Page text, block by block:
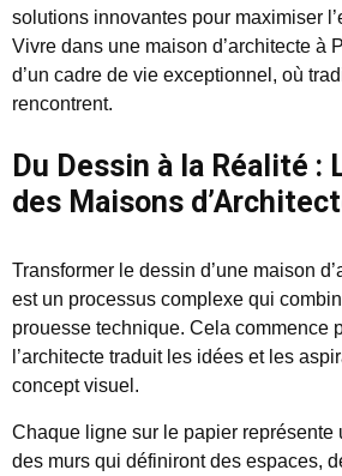
solutions innovantes pour maximiser
Vivre dans une maison d’architecte à
d’un cadre de vie exceptionnel, où
rencontrent.
Du Dessin à la Réalité :
des Maisons
Transformer le dessin d’une maison
est un processus complexe qui
prouesse technique. Cela commence
l’architecte traduit les idées et les
concept visuel.
Chaque ligne sur le papier représente
des murs qui définiront des espaces,